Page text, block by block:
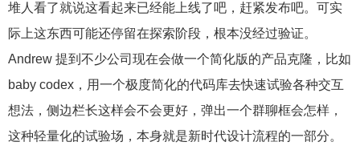
堆人看了就说这看起来已经能上线了吧，赶紧发布吧。可实
际上这东西可能还停留在探索阶段，根本没经过验证。
Andrew 提到不少公司现在会做一个简化版的产品克隆，比如
baby codex，用一个极度简化的代码库去快速试验各种交互
想法，侧边栏长这样会不会更好，弹出一个群聊框会怎样，
这种轻量化的试验场，本身就是新时代设计流程的一部分。